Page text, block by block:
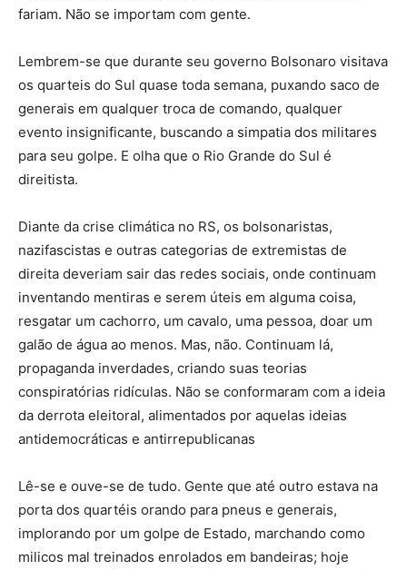
fariam. Não se importam com gente.
Lembrem-se que durante seu governo Bolsonaro visitava
os quarteis do Sul quase toda semana, puxando saco de
generais em qualquer troca de comando, qualquer
evento insignificante, buscando a simpatia dos militares
para seu golpe. E olha que o Rio Grande do Sul é
direitista.
Diante da crise climática no RS, os bolsonaristas,
nazifascistas e outras categorias de extremistas de
direita deveriam sair das redes sociais, onde continuam
inventando mentiras e serem úteis em alguma coisa,
resgatar um cachorro, um cavalo, uma pessoa, doar um
galão de água ao menos. Mas, não. Continuam lá,
propaganda inverdades, criando suas teorias
conspiratórias ridículas. Não se conformaram com a ideia
da derrota eleitoral, alimentados por aquelas ideias
antidemocráticas e antirrepublicanas
Lê-se e ouve-se de tudo. Gente que até outro estava na
porta dos quartéis orando para pneus e generais,
implorando por um golpe de Estado, marchando como
milicos mal treinados enrolados em bandeiras; hoje